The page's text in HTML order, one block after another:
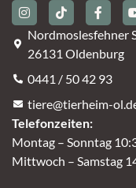
Nordmoslesfehner
26131 Oldenburg
0441 / 50 42 93
tiere@tierheim-
Telefonzeiten:
Montag – Sonntag
Mittwoch – Samstag